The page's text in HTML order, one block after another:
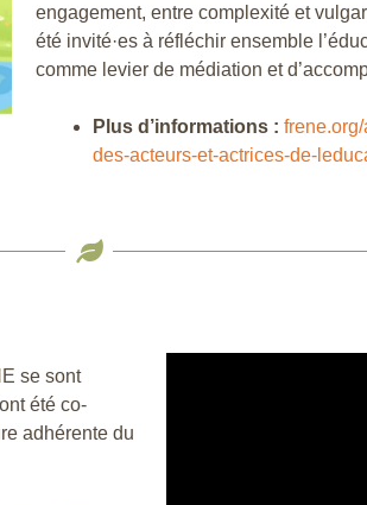
engagement, entre complexité et
été invité·es à réfléchir ensemble
comme levier de médiation et
Plus d’informations :
des-acteurs-et-actrices-de-
se sont
été co-
adhérente du